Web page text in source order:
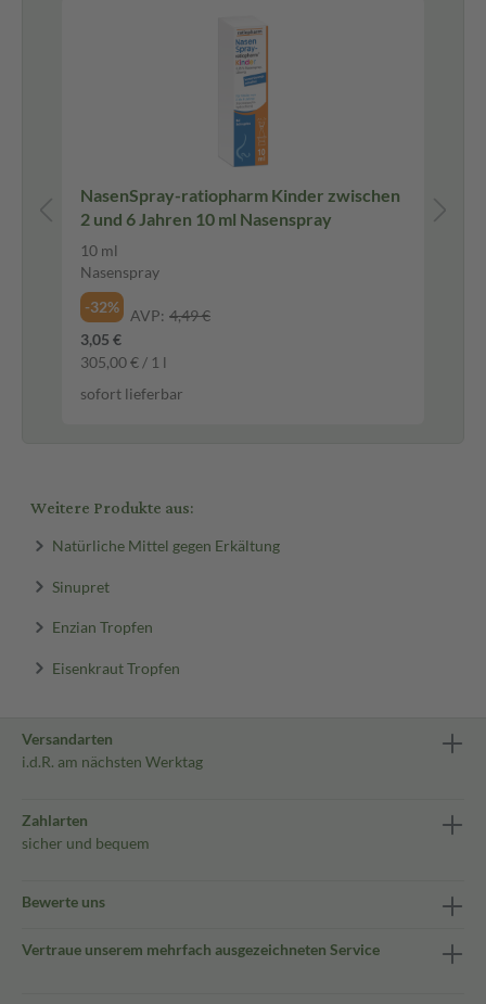
NasenSpray-ratiopharm Kinder zwischen
2 und 6 Jahren 10 ml Nasenspray
10 ml
Nasenspray
-32%
AVP: 4,49 €
3,05 €
305,00 € / 1 l
sofort lieferbar
Weitere Produkte aus:
Natürliche Mittel gegen Erkältung
Sinupret
Enzian Tropfen
Eisenkraut Tropfen
Versandarten
i.d.R. am nächsten Werktag
Zahlarten
sicher und bequem
Bewerte uns
Vertraue unserem mehrfach ausgezeichneten Service